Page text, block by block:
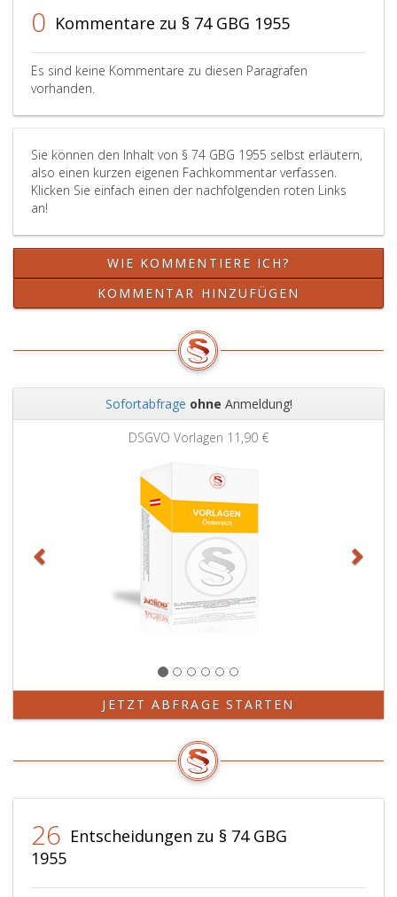
aus
vorzugehen.
0 Kommentare zu § 74 GBG 1955
Es sind keine Kommentare zu diesen Paragrafen
vorhanden.
Sie können den Inhalt von § 74 GBG 1955 selbst erläutern,
also einen kurzen eigenen Fachkommentar verfassen.
Klicken Sie einfach einen der nachfolgenden roten Links
an!
WIE KOMMENTIERE ICH?
KOMMENTAR HINZUFÜGEN
Sofortabfrage ohne Anmeldung!
DSGVO Vorlagen 11,90 €
JETZT ABFRAGE STARTEN
26 Entscheidungen zu § 74 GBG
1955